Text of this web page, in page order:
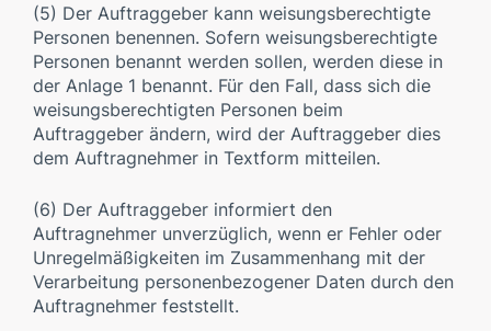
(5) Der Auftraggeber kann weisungsberechtigte
Personen benennen. Sofern weisungsberechtigte
Personen benannt werden sollen, werden diese in
der Anlage 1 benannt. Für den Fall, dass sich die
weisungsberechtigten Personen beim
Auftraggeber ändern, wird der Auftraggeber dies
dem Auftragnehmer in Textform mitteilen.
(6) Der Auftraggeber informiert den
Auftragnehmer unverzüglich, wenn er Fehler oder
Unregelmäßigkeiten im Zusammenhang mit der
Verarbeitung personenbezogener Daten durch den
Auftragnehmer feststellt.